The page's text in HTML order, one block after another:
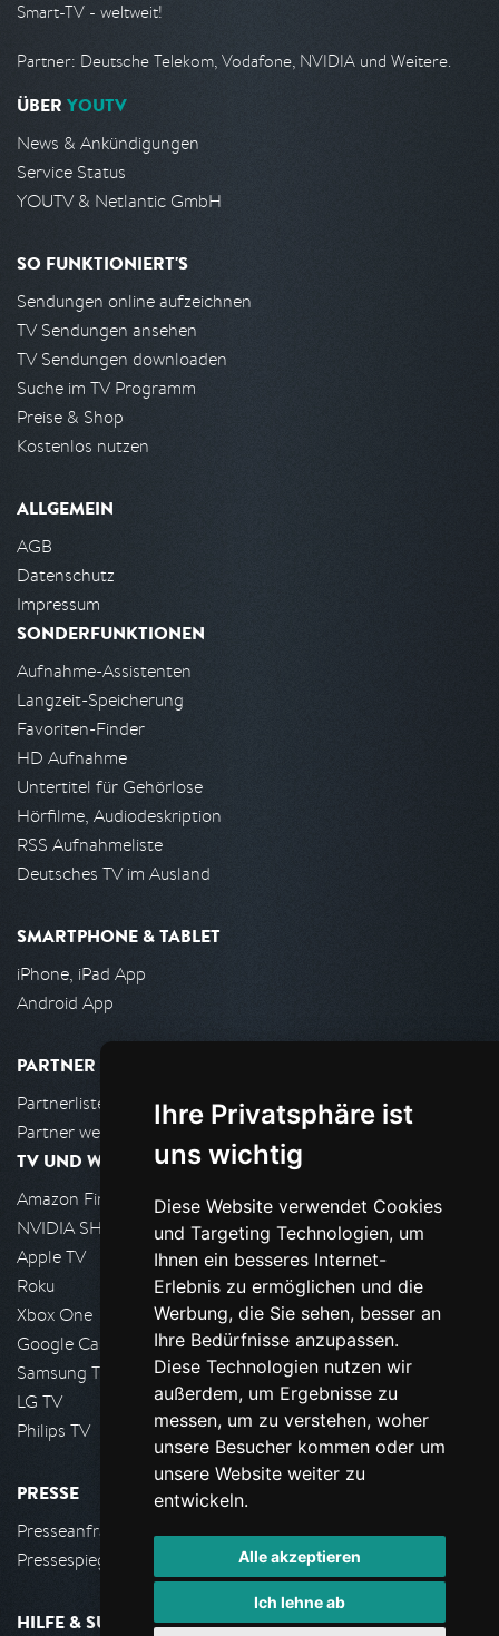
Ihre Privatsphäre ist
uns wichtig
Diese Website verwendet Cookies
und Targeting Technologien, um
Ihnen ein besseres Internet-
Erlebnis zu ermöglichen und die
Werbung, die Sie sehen, besser an
Ihre Bedürfnisse anzupassen.
Diese Technologien nutzen wir
außerdem, um Ergebnisse zu
messen, um zu verstehen, woher
unsere Besucher kommen oder um
unsere Website weiter zu
entwickeln.
Alle akzeptieren
Ich lehne ab
Smart-TV - weltweit!
Partner: Deutsche Telekom, Vodafone, NVIDIA und Weitere.
ÜBER YOUTV
News & Ankündigungen
Service Status
YOUTV & Netlantic GmbH
SO FUNKTIONIERT'S
Sendungen online aufzeichnen
TV Sendungen ansehen
TV Sendungen downloaden
Suche im TV Programm
Preise & Shop
Kostenlos nutzen
ALLGEMEIN
AGB
Datenschutz
Impressum
SONDERFUNKTIONEN
Aufnahme-Assistenten
Langzeit-Speicherung
Favoriten-Finder
HD Aufnahme
Untertitel für Gehörlose
Hörfilme, Audiodeskription
RSS Aufnahmeliste
Deutsches TV im Ausland
SMARTPHONE & TABLET
iPhone, iPad App
Android App
PARTNER
Partnerliste
Partner werden
TV UND WOHNZIMMER
Amazon FireTV
NVIDIA SHIELD, Google TV
Apple TV
Roku
Xbox One
Google Cast
Samsung TV
LG TV
Philips TV
PRESSE
Presseanfrage stellen
Pressespiegel
HILFE & SUPPORT